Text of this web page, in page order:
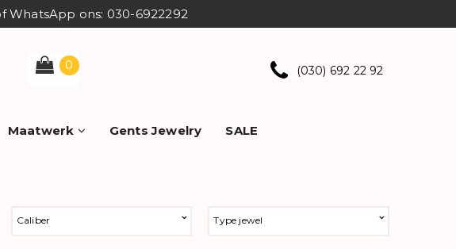
WhatsApp ons: 030-6922292
0 (030) 692 22 92
Maatwerk Gents Jewelry SALE
Caliber Type jewel